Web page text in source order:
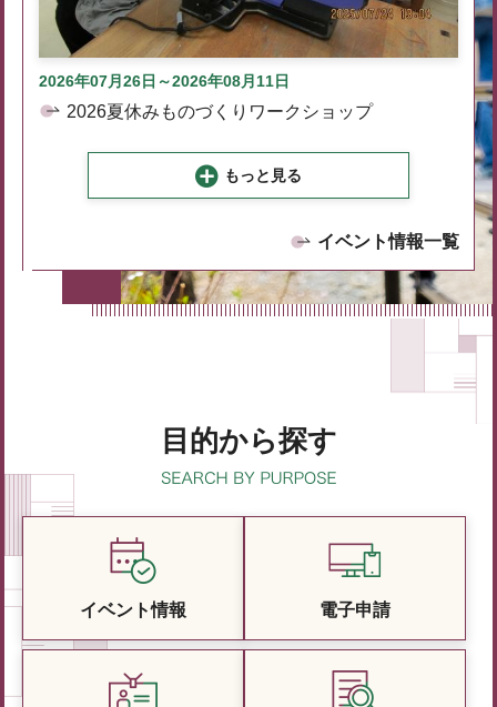
2026年07月26日～2026年08月11日
2026夏休みものづくりワークショップ
もっと見る
イベント情報一覧
目的から探す
イベント情報 電子申請